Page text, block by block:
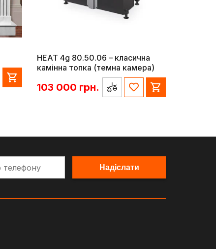
HEAT 4g 80.50.06 – класична
камінна топка (темна камера)
103 000 грн.